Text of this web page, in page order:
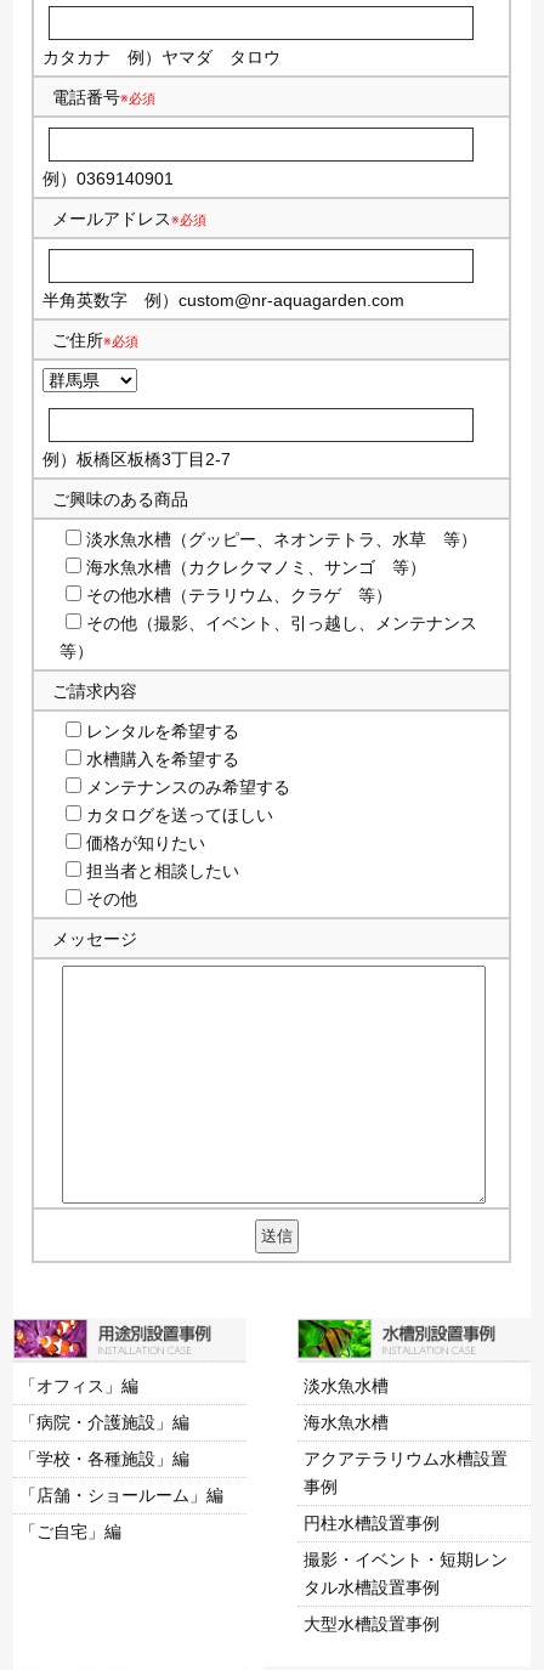
カタカナ 例）ヤマダ タロウ
電話番号※必須
例）0369140901
メールアドレス※必須
半角英数字 例）custom@nr-aquagarden.com
ご住所※必須
例）板橋区板橋3丁目2-7
ご興味のある商品
淡水魚水槽（グッピー、ネオンテトラ、水草 等）
海水魚水槽（カクレクマノミ、サンゴ 等）
その他水槽（テラリウム、クラゲ 等）
その他（撮影、イベント、引っ越し、メンテナンス
等）
ご請求内容
レンタルを希望する
水槽購入を希望する
メンテナンスのみ希望する
カタログを送ってほしい
価格が知りたい
担当者と相談したい
その他
メッセージ
「オフィス」編
「病院・介護施設」編
「学校・各種施設」編
「店舗・ショールーム」編
「ご自宅」編
淡水魚水槽
海水魚水槽
アクアテラリウム水槽設置
事例
円柱水槽設置事例
撮影・イベント・短期レン
タル水槽設置事例
大型水槽設置事例